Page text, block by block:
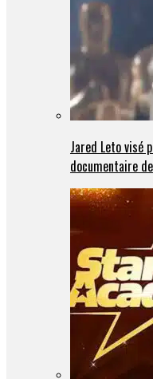
Jared Leto visé
documentaire